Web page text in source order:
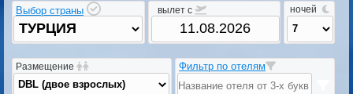
Выбор страны вылет c ночей
Размещение Фильтр по отелям